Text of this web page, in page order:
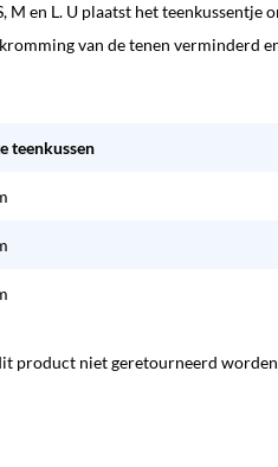
en L. U plaatst het teenkussentje
van de tenen verminderd
teenkussen
product niet geretourneerd